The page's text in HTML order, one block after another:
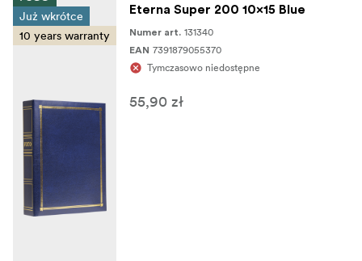
Już wkrótce
10 years warranty
Eterna Super 200 10x15 Blue
Numer art. 131340
EAN 7391879055370
Tymczasowo niedostępne
55,90 zł